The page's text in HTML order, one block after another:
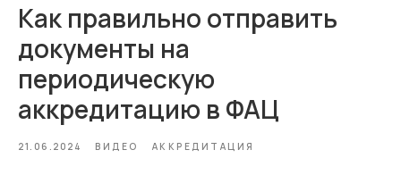
Как правильно отправить
документы на
периодическую
аккредитацию в ФАЦ
21.06.2024 ВИДЕО АККРЕДИТАЦИЯ